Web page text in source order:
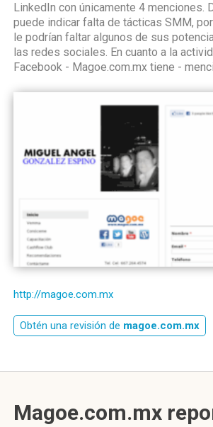
LinkedIn con únicamente 4 menciones.
puede indicar falta de tácticas SMM,
le podrían faltar algunos de sus
las redes sociales. En cuanto a la
Facebook - Magoe.com.mx tiene -
http://magoe.com.mx
Obtén una revisión de magoe.com.mx
Magoe.com.mx